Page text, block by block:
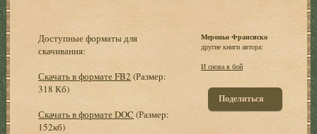
Доступные форматы для
скачивания:
Скачать в формате FB2 (Размер:
318 Кб)
Скачать в формате DOC (Размер:
152кб)
Мероньо Франсиско
другие книги автора:
И снова в бой
Поделиться